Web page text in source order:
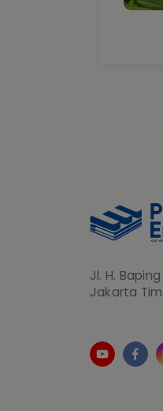
Jl. H.
Jakarta